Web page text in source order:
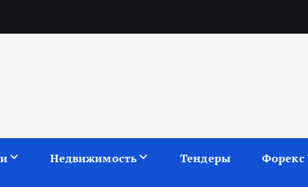
Недвижимость Тендеры Форекс